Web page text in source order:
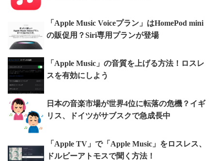
「Apple Music Voiceプラン」はHomePod mini
の販促用？Siri専用プランが登場
「Apple Music」の音質を上げる方法！ロスレ
スを有効にしよう
日本の音楽市場が世界4位に転落の危機？イギ
リス、ドイツがサブスクで急成長中
「Apple TV」で「Apple Music」をロスレス、
ドルビーアトモスで聞く方法！